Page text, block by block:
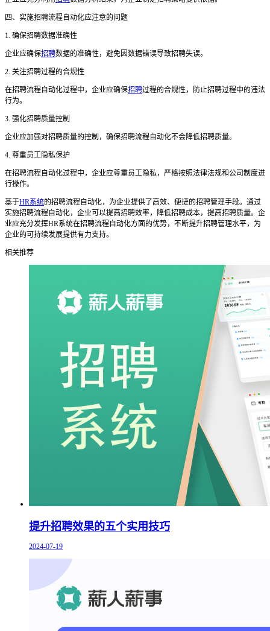
四、实施招聘流程自动化应注意的问题
1. 确保招聘数据准确性
企业应确保招聘数据的准确性，避免因数据错误导致招聘失误。
2. 关注招聘过程的合规性
在招聘流程自动化过程中，企业应确保招聘过程的合规性，防止招聘过程中的违法
行为。
3. 强化招聘质量控制
企业应加强对招聘质量的控制，确保招聘流程自动化不会降低招聘质量。
4. 尊重员工隐私保护
在招聘流程自动化过程中，企业应尊重员工隐私，严格按照法律法规和公司制度进
行操作。
基于HR系统的招聘流程自动化，为企业提供了高效、便捷的招聘管理手段。通过
实施招聘流程自动化，企业可以提高招聘效率，降低招聘成本，提高招聘质量。企
业应充分发挥HR系统在招聘流程自动化方面的优势，不断提升招聘管理水平，为
企业的可持续发展提供有力支持。
相关推荐
提升招聘效果的五个实用技巧
2024-07-19